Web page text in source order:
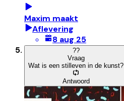
Maxim maakt
Aflevering
8 aug 25
??
Vraag
Wat is een stilleven in de kunst?
Antwoord